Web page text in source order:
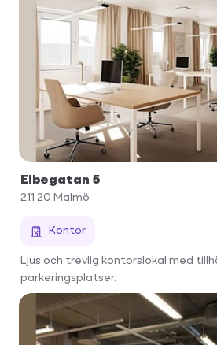
Elbegatan 5
211 20 Malmö
Kontor
Ljus och trevlig kontorslokal med
parkeringsplatser.